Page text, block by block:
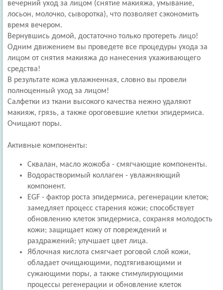
вечерний уход за лицом (снятие макияжа, умывание,
лосьон, молочко, сыворотка), что позволяет сэкономить
время вечером.
Вернувшись домой, достаточно только протереть лицо!
Одним движением вы проведете все процедуры ухода за
лицом от снятия макияжа до нанесения ухаживающего
средства!
В результате кожа увлажненная, словно вы провели
полноценный уход за лицом!
Салфетки из ткани высокого качества нежно удаляют
макияж, грязь, а также ороговевшие клетки эпидермиса.
Очищают поры.
Активные компоненты:
Cквалан, масло жожоба - смягчающие компоненты.
Водорастворимый коллаген - увлажняющий
компонент.
EGF - фактор роста эпидермиса, регенерации клеток;
замедляет процесс старения кожи; способствует
обновлению клеток эпидермиса, сохраняя молодость
кожи; защищает кожу от повреждений и
раздражений; улучшает цвет лица.
Яблочная кислота смягчает роговой слой кожи,
обладает очищающими, подтягивающими и
сужающими поры, а также стимулирующими
процессы регенерации и обновление клеток